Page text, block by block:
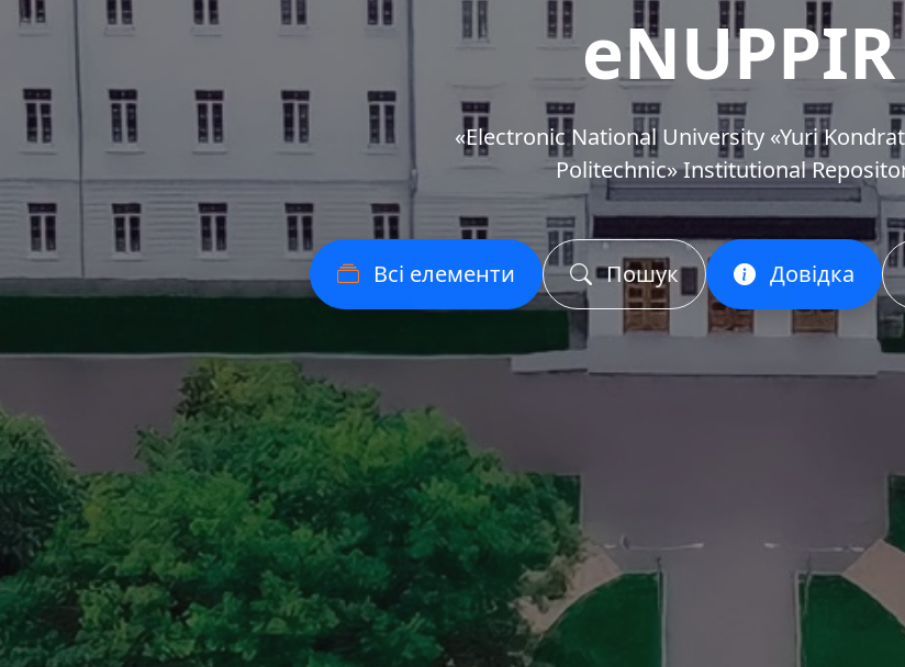
eNUPPIR
«Еlectronic National University «Yuri
Politechnic» Institutional
Всі елементи Пошук Довідка